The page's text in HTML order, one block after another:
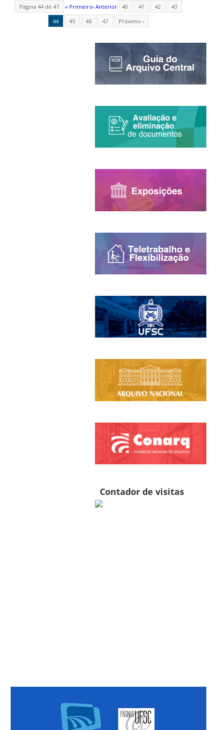
Página 44 de 47 « Primeiro‹ Anterior 40 41 42
43
44
45 46 47 Próximo ›
Contador de visitas